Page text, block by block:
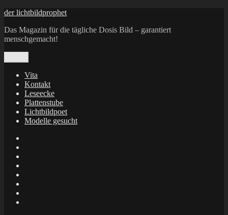
Zum
springen
der lichtbildprophet
Das Magazin für die tägliche Dosis Bild – garantiert
menschgemacht!
Vita
Kontakt
Leseecke
Plattenstube
Lichtbildpoet
Modelle gesucht